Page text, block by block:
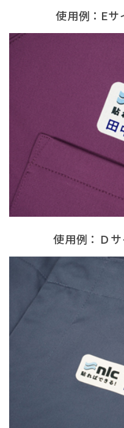
使用例：Eサ
使用例：Ｄサ